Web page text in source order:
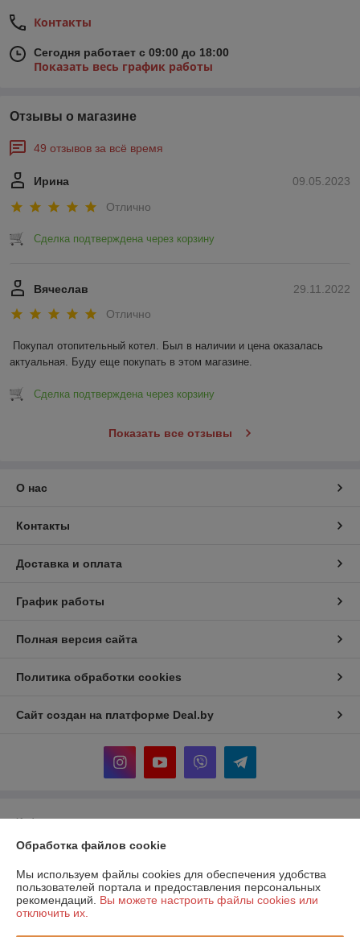
Контакты
Сегодня работает с 09:00 до 18:00
Показать весь график работы
Отзывы о магазине
49 отзывов за всё время
09.05.2023
Ирина
Отлично
Сделка подтверждена через корзину
29.11.2022
Вячеслав
Отлично
Покупал отопительный котел. Был в наличии и цена оказалась
актуальная. Буду еще покупать в этом магазине.
Сделка подтверждена через корзину
Показать все отзывы
О нас
Контакты
Доставка и оплата
График работы
Полная версия сайта
Политика обработки cookies
Сайт создан на платформе Deal.by
Информация для покупателя
Юридическое лицо:ООО "Прогреем"
0,7км севернее аг. Подгорная
Регистрационный номер ЕГР: 291519217
Обработка файлов cookie
Мы используем файлы cookies для обеспечения удобства
пользователей портала и предоставления персональных
рекомендаций. Вы можете настроить файлы cookies или
отключить их.